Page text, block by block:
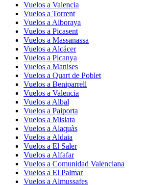
Vuelos a Valencia
Vuelos a Torrent
Vuelos a Alboraya
Vuelos a Picasent
Vuelos a Massanassa
Vuelos a Alcácer
Vuelos a Picanya
Vuelos a Manises
Vuelos a Quart de Poblet
Vuelos a Beniparrell
Vuelos a Valencia
Vuelos a Albal
Vuelos a Paiporta
Vuelos a Mislata
Vuelos a Alaquàs
Vuelos a Aldaia
Vuelos a El Saler
Vuelos a Alfafar
Vuelos a Comunidad Valenciana
Vuelos a El Palmar
Vuelos a Almussafes